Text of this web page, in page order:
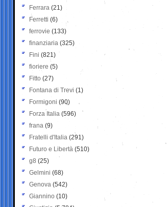
Ferrara (21)
Ferretti (6)
ferrovie (133)
finanziaria (325)
Fini (821)
fioriere (5)
Fitto (27)
Fontana di Trevi (1)
Formigoni (90)
Forza Italia (596)
frana (9)
Fratelli d'Italia (291)
Futuro e Libertà (510)
g8 (25)
Gelmini (68)
Genova (542)
Giannino (10)